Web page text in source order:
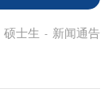
硕士生 - 新闻通告